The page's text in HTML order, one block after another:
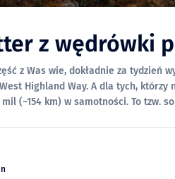
z wędrówki
Highland Way. A dla tych,
(~154 km) w samotności. To tzw.